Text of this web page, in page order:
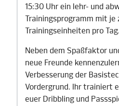
15:30 Uhr ein lehr- und
Trainingsprogramm mit je
Trainingseinheiten pro Tag.
Neben dem Spaßfaktor
neue Freunde
Verbesserung der
Vordergrund. Ihr trainiert
euer Dribbling und